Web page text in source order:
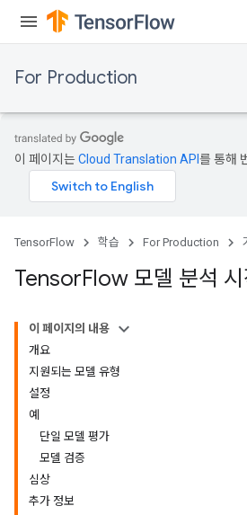
For Production
이 페이지는Cloud Translation API 를 통해
TensorFlow 학습 For Production
TensorFlow 모델 분석 시
이 페이지의 내용
개요
지원되는 모델 유형
설정
예
단일 모델 평가
모델 검증
심상
추가 정보